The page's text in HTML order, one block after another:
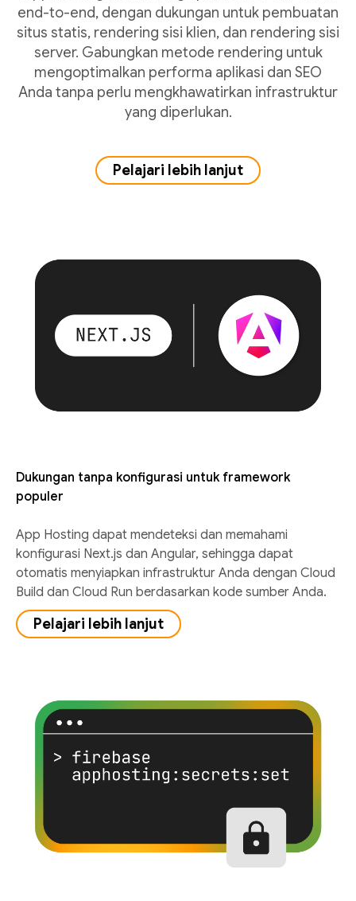
end-to-end, dengan dukungan untuk pembuatan
situs statis, rendering sisi klien, dan rendering sisi
server. Gabungkan metode rendering untuk
mengoptimalkan performa aplikasi dan SEO
Anda tanpa perlu mengkhawatirkan infrastruktur
yang diperlukan.
Pelajari lebih lanjut
Dukungan tanpa konfigurasi untuk framework
populer
App Hosting dapat mendeteksi dan memahami
konfigurasi Next.js dan Angular, sehingga dapat
otomatis menyiapkan infrastruktur Anda dengan Cloud
Build dan Cloud Run berdasarkan kode sumber Anda.
Pelajari lebih lanjut